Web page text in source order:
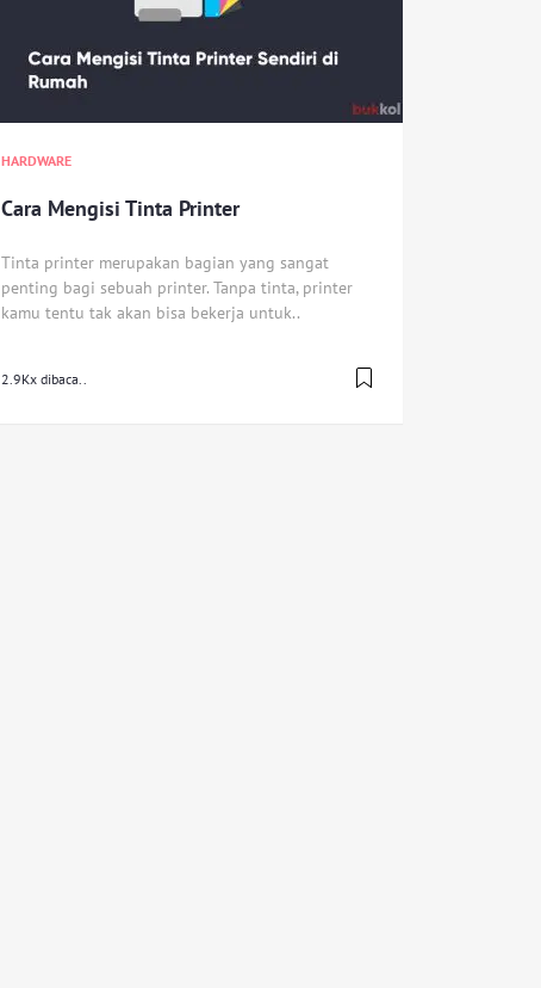
HARDWARE
Cara Mengisi Tinta Printer
Tinta printer merupakan bagian yang sangat
penting bagi sebuah printer. Tanpa tinta, printer
kamu tentu tak akan bisa bekerja untuk..
2.9Kx dibaca..